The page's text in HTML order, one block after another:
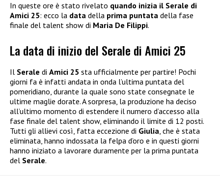
In queste ore è stato rivelato quando inizia il Serale di
Amici 25: ecco la data della prima puntata della fase
finale del talent show di Maria De Filippi.
La data di inizio del Serale di Amici 25
Il Serale di Amici 25 sta ufficialmente per partire! Pochi
giorni fa è infatti andata in onda l’ultima puntata del
pomeridiano, durante la quale sono state consegnate le
ultime maglie dorate. A sorpresa, la produzione ha deciso
all’ultimo momento di estendere il numero d’accesso alla
fase finale del talent show, eliminando il limite di 12 posti.
Tutti gli allievi così, fatta eccezione di Giulia , che è stata
eliminata, hanno indossata la felpa d’oro e in questi giorni
hanno iniziato a lavorare duramente per la prima puntata
del Serale.